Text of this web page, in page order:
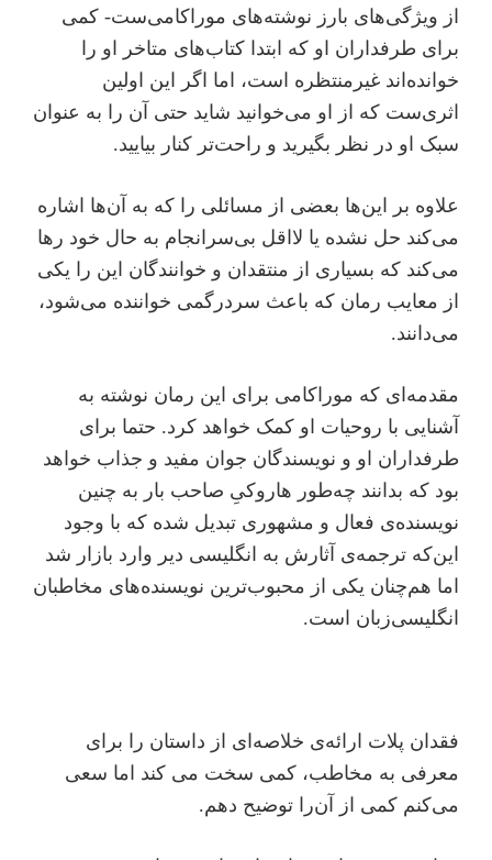
از ویژگی‌های بارز نوشته‌های موراکامی‌ست- کمی
برای طرفداران او که ابتدا کتا‌ب‌های متاخر او را
خوانده‌اند غیرمنتظره است، اما اگر این اولین
اثری‌ست که از او می‌خوانید شاید حتی آن را به عنوان
سبک او در نظر بگیرید و راحت‌تر کنار بیایید.
علاوه بر این‌ها بعضی از مسائلی را که به آن‌ها اشاره
می‌کند حل نشده یا لااقل بی‌سرانجام به حال خود رها
می‌کند که بسیاری از منتقدان و خوانندگان این را یکی
از معایب رمان که باعث سردرگمی خواننده می‌شود،
می‌دانند.
مقدمه‌ای که موراکامی برای این رمان نوشته به
آشنایی با روحیات او کمک خواهد کرد. حتما برای
طرفداران او و نویسندگان جوان مفید و جذاب خواهد
بود که بدانند چه‌طور هاروکیِ ‌صاحب بار به چنین
نویسنده‌ی فعال و مشهوری تبدیل شده که با وجود
این‌که ترجمه‌ی آثارش به انگلیسی دیر وارد بازار شد
اما هم‌چنان یکی از محبوب‌ترین نویسنده‌های مخاطبان
انگلیسی‌زبان است.
فقدان پلات ارائه‌ی خلاصه‌ای از داستان را برای
معرفی به مخاطب، کمی سخت می کند اما سعی
می‌کنم کمی از آن‌را توضیح دهم.